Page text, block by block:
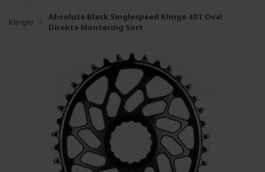
Klinger
Absolute Black Singlespeed Klinge 40T Oval
Direkte Montering Sort